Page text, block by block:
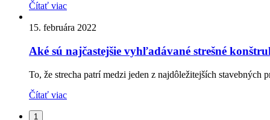
Čítať viac
15. februára 2022
Aké sú najčastejšie vyhľadávané strešné
To, že strecha patrí medzi jeden z najdôležitejších stavebných
Čítať viac
1